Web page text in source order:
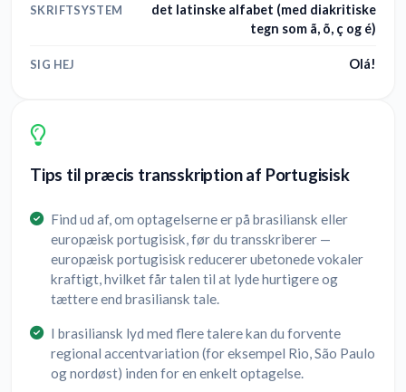
SKRIFTSYSTEM
det latinske alfabet (med diakritiske
tegn som ã, õ, ç og é)
SIG HEJ Olá!
Tips til præcis transskription af Portugisisk
Find ud af, om optagelserne er på brasiliansk eller
europæisk portugisisk, før du transskriberer —
europæisk portugisisk reducerer ubetonede vokaler
kraftigt, hvilket får talen til at lyde hurtigere og
tættere end brasiliansk tale.
I brasiliansk lyd med flere talere kan du forvente
regional accentvariation (for eksempel Rio, São Paulo
og nordøst) inden for en enkelt optagelse.